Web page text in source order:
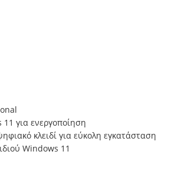
11 για ενεργοποίηση
κλειδί για εύκολη εγκατάσταση
Windows 11